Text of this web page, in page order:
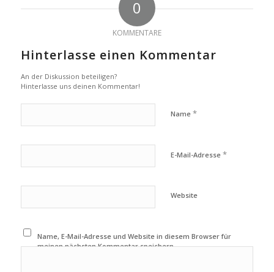
0
KOMMENTARE
Hinterlasse einen Kommentar
An der Diskussion beteiligen?
Hinterlasse uns deinen Kommentar!
Name *
E-Mail-Adresse *
Website
Name, E-Mail-Adresse und Website in diesem Browser für
meinen nächsten Kommentar speichern.